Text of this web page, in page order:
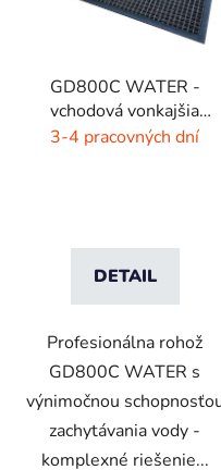
GD800C WATER -
vchodová vonkajšia
rohož - hnedá - čierna
3-4 pracovných dní
DETAIL
Profesionálna rohož
GD800C WATER s
výnimočnou
zachytávania vody -
komplexné riešenie...